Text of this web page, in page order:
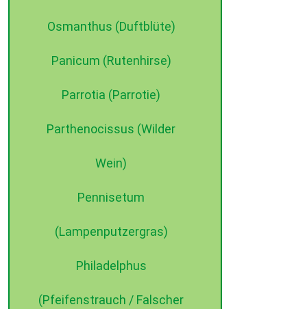
Osmanthus (Duftblüte)
Panicum (Rutenhirse)
Parrotia (Parrotie)
Parthenocissus (Wilder
Wein)
Pennisetum
(Lampenputzergras)
Philadelphus
(Pfeifenstrauch / Falscher